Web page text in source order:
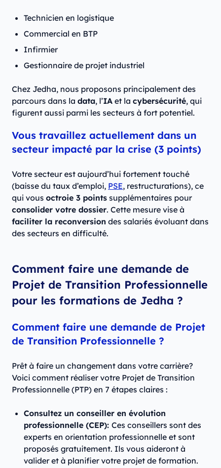
Technicien en logistique
Commercial en BTP
Infirmier
Gestionnaire de projet industriel
Chez Jedha, nous proposons principalement des
parcours dans la data, l’IA et la cybersécurité, qui
figurent aussi parmi les secteurs à fort potentiel.
Vous travaillez actuellement dans un
secteur impacté par la crise (3 points)
Votre secteur est aujourd’hui fortement touché
(baisse du taux d’emploi, PSE, restructurations), ce
qui vous octroie 3 points supplémentaires pour
consolider votre dossier. Cette mesure vise à
faciliter la reconversion des salariés évoluant dans
des secteurs en difficulté.
Comment faire une demande de
Projet de Transition Professionnelle
pour les formations de Jedha ?
Comment faire une demande de Projet
de Transition Professionnelle ?
Prêt à faire un changement dans votre carrière?
Voici comment réaliser votre Projet de Transition
Professionnelle (PTP) en 7 étapes claires :
Consultez un conseiller en évolution
professionnelle (CEP): Ces conseillers sont des
experts en orientation professionnelle et sont
proposés gratuitement. Ils vous aideront à
valider et à planifier votre projet de formation.